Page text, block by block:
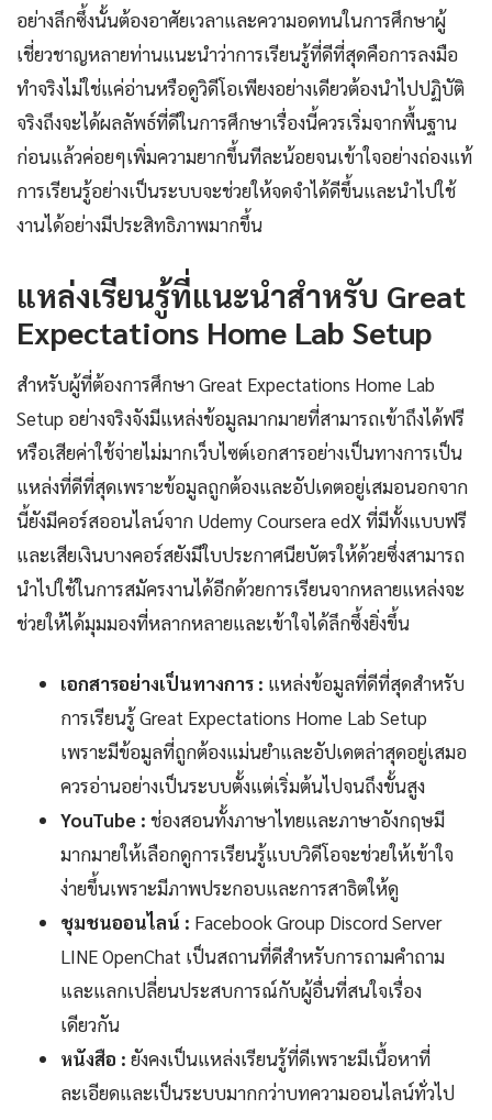
อย่างลึกซึ้งนั้นต้องอาศัยเวลาและความอดทนในการศึกษาผู้
เชี่ยวชาญหลายท่านแนะนำว่าการเรียนรู้ที่ดีที่สุดคือการลงมือ
ทำจริงไม่ใช่แค่อ่านหรือดูวิดีโอเพียงอย่างเดียวต้องนำไปปฏิบัติ
จริงถึงจะได้ผลลัพธ์ที่ดีในการศึกษาเรื่องนี้ควรเริ่มจากพื้นฐาน
ก่อนแล้วค่อยๆเพิ่มความยากขึ้นทีละน้อยจนเข้าใจอย่างถ่องแท้
การเรียนรู้อย่างเป็นระบบจะช่วยให้จดจำได้ดีขึ้นและนำไปใช้
งานได้อย่างมีประสิทธิภาพมากขึ้น
แหล่งเรียนรู้ที่แนะนำสำหรับ Great
Expectations Home Lab Setup
สำหรับผู้ที่ต้องการศึกษา Great Expectations Home Lab
Setup อย่างจริงจังมีแหล่งข้อมูลมากมายที่สามารถเข้าถึงได้ฟรี
หรือเสียค่าใช้จ่ายไม่มากเว็บไซต์เอกสารอย่างเป็นทางการเป็น
แหล่งที่ดีที่สุดเพราะข้อมูลถูกต้องและอัปเดตอยู่เสมอนอกจาก
นี้ยังมีคอร์สออนไลน์จาก Udemy Coursera edX ที่มีทั้งแบบฟรี
และเสียเงินบางคอร์สยังมีใบประกาศนียบัตรให้ด้วยซึ่งสามารถ
นำไปใช้ในการสมัครงานได้อีกด้วยการเรียนจากหลายแหล่งจะ
ช่วยให้ได้มุมมองที่หลากหลายและเข้าใจได้ลึกซึ้งยิ่งขึ้น
เอกสารอย่างเป็นทางการ : แหล่งข้อมูลที่ดีที่สุดสำหรับ
การเรียนรู้ Great Expectations Home Lab Setup
เพราะมีข้อมูลที่ถูกต้องแม่นยำและอัปเดตล่าสุดอยู่เสมอ
ควรอ่านอย่างเป็นระบบตั้งแต่เริ่มต้นไปจนถึงขั้นสูง
YouTube : ช่องสอนทั้งภาษาไทยและภาษาอังกฤษมี
มากมายให้เลือกดูการเรียนรู้แบบวิดีโอจะช่วยให้เข้าใจ
ง่ายขึ้นเพราะมีภาพประกอบและการสาธิตให้ดู
ชุมชนออนไลน์ : Facebook Group Discord Server
LINE OpenChat เป็นสถานที่ดีสำหรับการถามคำถาม
และแลกเปลี่ยนประสบการณ์กับผู้อื่นที่สนใจเรื่อง
เดียวกัน
หนังสือ : ยังคงเป็นแหล่งเรียนรู้ที่ดีเพราะมีเนื้อหาที่
ละเอียดและเป็นระบบมากกว่าบทความออนไลน์ทั่วไป